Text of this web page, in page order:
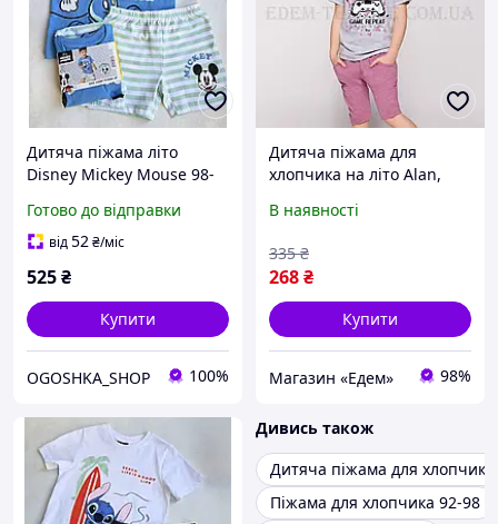
Дитяча піжама літо
Disney Mickey Mouse 98-
Готово до відправки
від52₴/міс
525₴
Купити
OGOSHKA_SHOP 100%
Дитяча піжама для
хлопчика на літо Alan,
В наявності
268₴
335 ₴
Купити
Магазин «Едем» 98%
Дивись також
Дитяча піжама для хлопчика
Піжама для хлопчика 92-98